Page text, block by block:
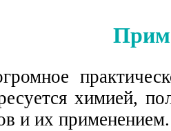
химией,
и их применением.